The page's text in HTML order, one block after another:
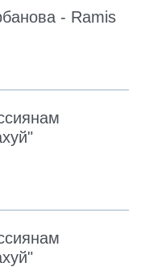
- Ramis